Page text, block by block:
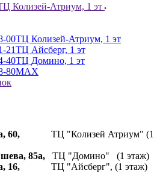
Колизей-Атриум, 1 эт
00ТЦ Колизей-Атриум, 1 эт
21ТЦ Айсберг, 1 эт
40ТЦ Домино, 1 эт
80MAX
60, ТЦ "Колизей Атриум" (1
85а, ТЦ "Домино" (1 этаж)
16, ТЦ "Айсберг", (1 этаж)